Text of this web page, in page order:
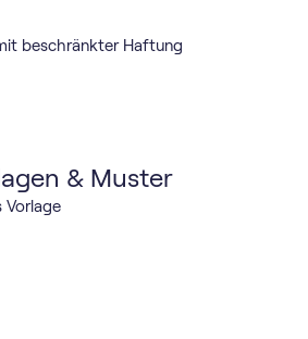
beschränkter Haftung
& Muster
Vorlage